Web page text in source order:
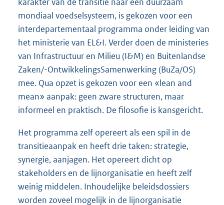
mondiaal voedselsysteem, is gekozen voor een
interdepartementaal programma onder leiding van
het ministerie van EL&I. Verder doen de ministeries
van Infrastructuur en Milieu (I&M) en Buitenlandse
Zaken/-OntwikkelingsSamenwerking (BuZa/OS)
mee. Qua opzet is gekozen voor een «lean and
mean» aanpak: geen zware structuren, maar
informeel en praktisch. De filosofie is kansgericht.
Het programma zelf opereert als een spil in de
transitieaanpak en heeft drie taken: strategie,
synergie, aanjagen. Het opereert dicht op
stakeholders en de lijnorganisatie en heeft zelf
weinig middelen. Inhoudelijke beleidsdossiers
worden zoveel mogelijk in de lijnorganisatie